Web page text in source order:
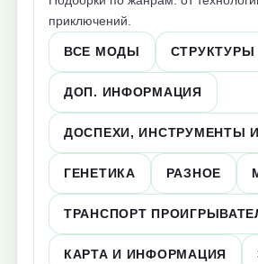
приключений.
ВСЕ МОДЫ СТРУКТУРЫ
ДОП. ИНФОРМАЦИЯ
ДОСПЕХИ, ИНСТРУМЕНТЫ
ГЕНЕТИКА РАЗНОЕ
ТРАНСПОРТ
КАРТА И ИНФОРМАЦИЯ